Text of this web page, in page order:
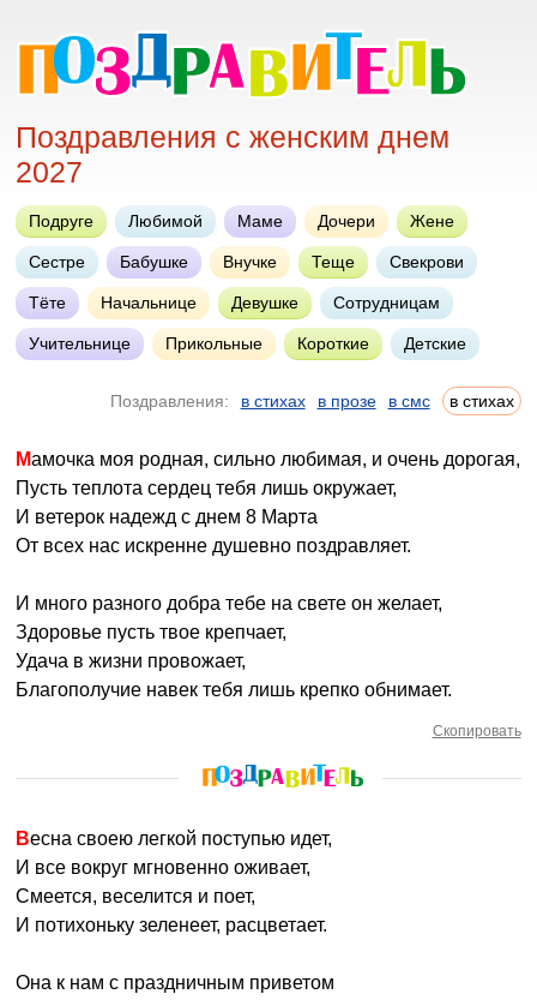
Поздравления с женским днем
2027
Подруге Любимой Маме Дочери Жене
Сестре Бабушке Внучке Теще Свекрови
Тёте Начальнице Девушке Сотрудницам
Учительнице Прикольные Короткие Детские
Поздравления: в стихах в прозе в смс в стихах
Мамочка моя родная, сильно любимая, и очень дорогая,
Пусть теплота сердец тебя лишь окружает,
И ветерок надежд с днем 8 Марта
От всех нас искренне душевно поздравляет.
И много разного добра тебе на свете он желает,
Здоровье пусть твое крепчает,
Удача в жизни провожает,
Благополучие навек тебя лишь крепко обнимает.
Скопировать
Весна своею легкой поступью идет,
И все вокруг мгновенно оживает,
Смеется, веселится и поет,
И потихоньку зеленеет, расцветает.
Она к нам с праздничным приветом